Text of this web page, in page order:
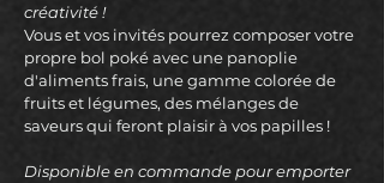
créativité !
Vous et vos invités pourrez composer votre
propre bol poké avec une panoplie
d'aliments frais, une gamme colorée de
fruits et légumes, des mélanges de
saveurs qui feront plaisir à vos papilles !
Disponible en commande pour emporter